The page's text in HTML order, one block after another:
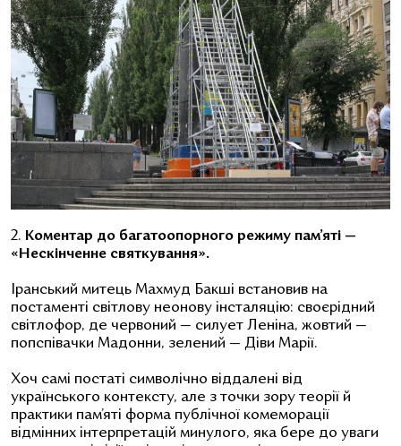
2. Коментар до багатоопорного режиму пам’яті —
«Нескінченне святкування».
Іранський митець Махмуд Бакші встановив на
постаменті світлову неонову інсталяцію: своєрідний
світлофор, де червоний — силует Леніна, жовтий —
попспівачки Мадонни, зелений — Діви Марії.
Хоч самі постаті символічно віддалені від
українського контексту, але з точки зору теорії й
практики пам’яті форма публічної комеморації
відмінних інтерпретацій минулого, яка бере до уваги